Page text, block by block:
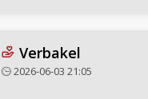
Verbakel
2026-06-03 21:05